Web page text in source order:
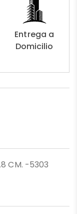
Entrega a
Domicilio
CM. -5303